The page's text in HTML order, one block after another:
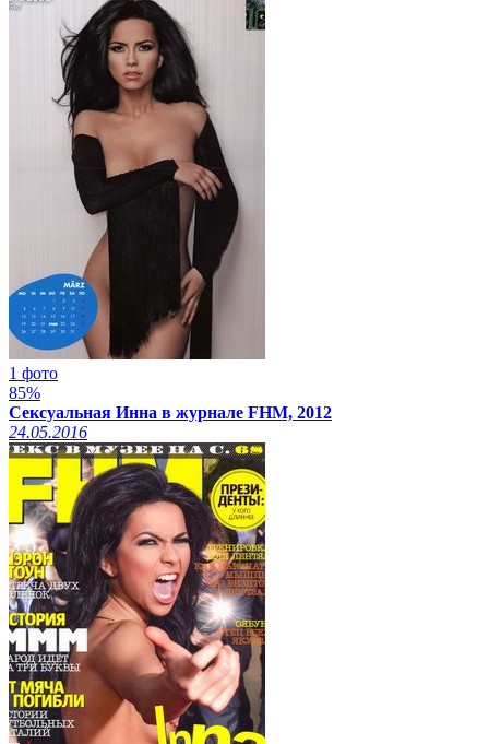
1 фото
85%
Сексуальная Инна в журнале FHM, 2012
24.05.2016